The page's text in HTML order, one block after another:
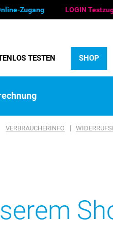
Zugang LOGIN
TESTEN SHOP
VERBRAUCHERINFO |